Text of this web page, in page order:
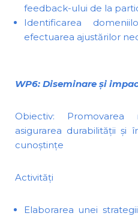
feedback-ului de la
Identificarea
efectuarea ajustărilor
WP6: Diseminare și
Obiectiv: Promovarea
asigurarea durabilității și
cunoștințe
Activități
Elaborarea unei